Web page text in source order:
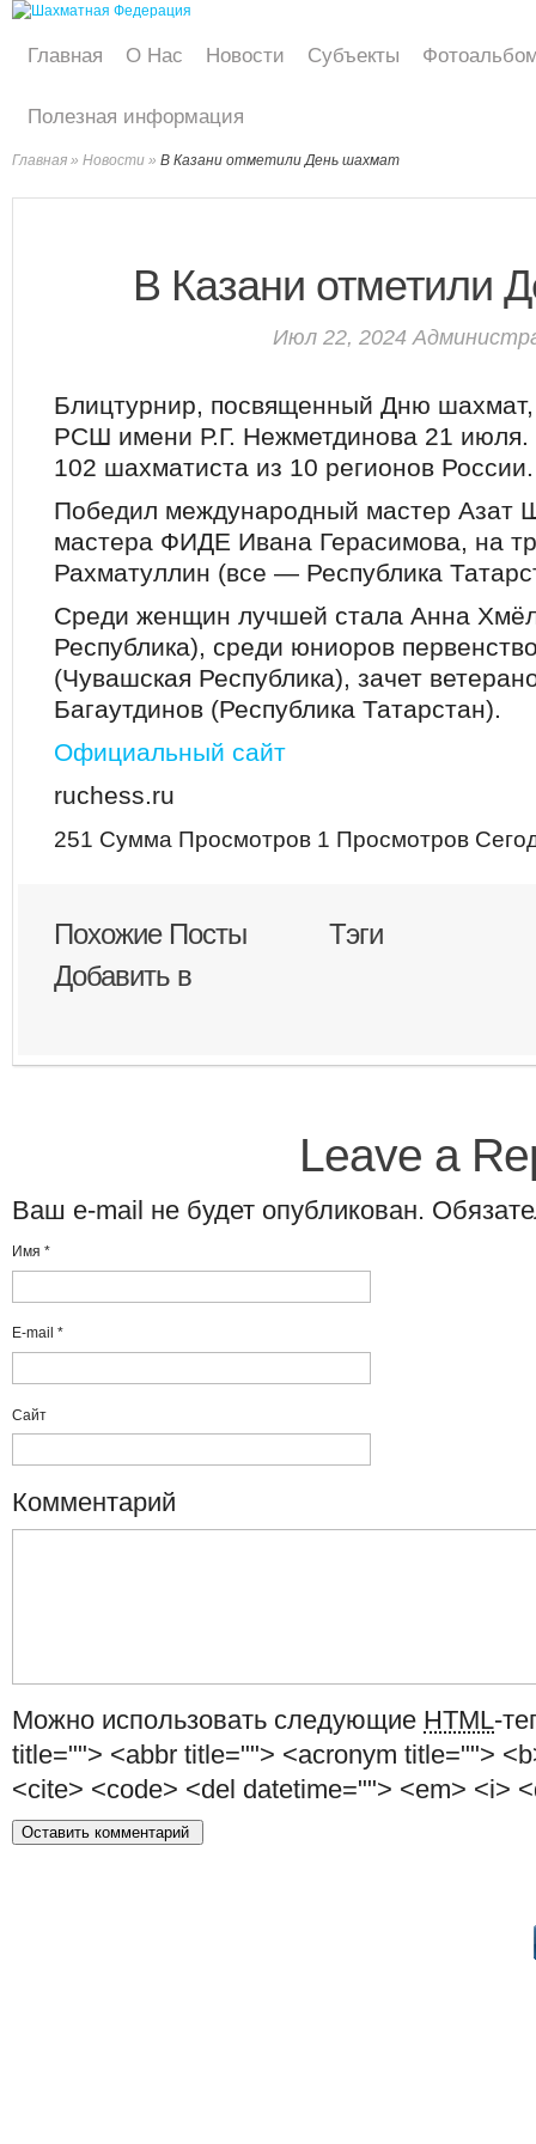
Главная О Нас Новости Субъекты
Полезная информация
Главная » Новости » В Казани отметили День шахмат
В Казани отметили
Июл 22, 2024
Блицтурнир, посвященный Дню шахмат,
РСШ имени Р.Г. Нежметдинова 21
102 шахматиста из 10 регионов России.
Победил международный мастер Азат
мастера ФИДЕ Ивана Герасимова, на
Рахматуллин (все — Республика
Среди женщин лучшей стала Анна
Республика), среди юниоров
(Чувашская Республика), зачет
Багаутдинов (Республика Татарстан).
Официальный сайт
ruchess.ru
251 Сумма Просмотров 1 Просмотров
Похожие Посты
Тэги
Добавить в
Leave a
Ваш e-mail не будет опубликован.
Имя *
E-mail *
Сайт
Комментарий
Можно использовать следующие HTML-
title=""> <abbr title=""> <acronym title="">
<cite> <code> <del datetime=""> <em> <i>